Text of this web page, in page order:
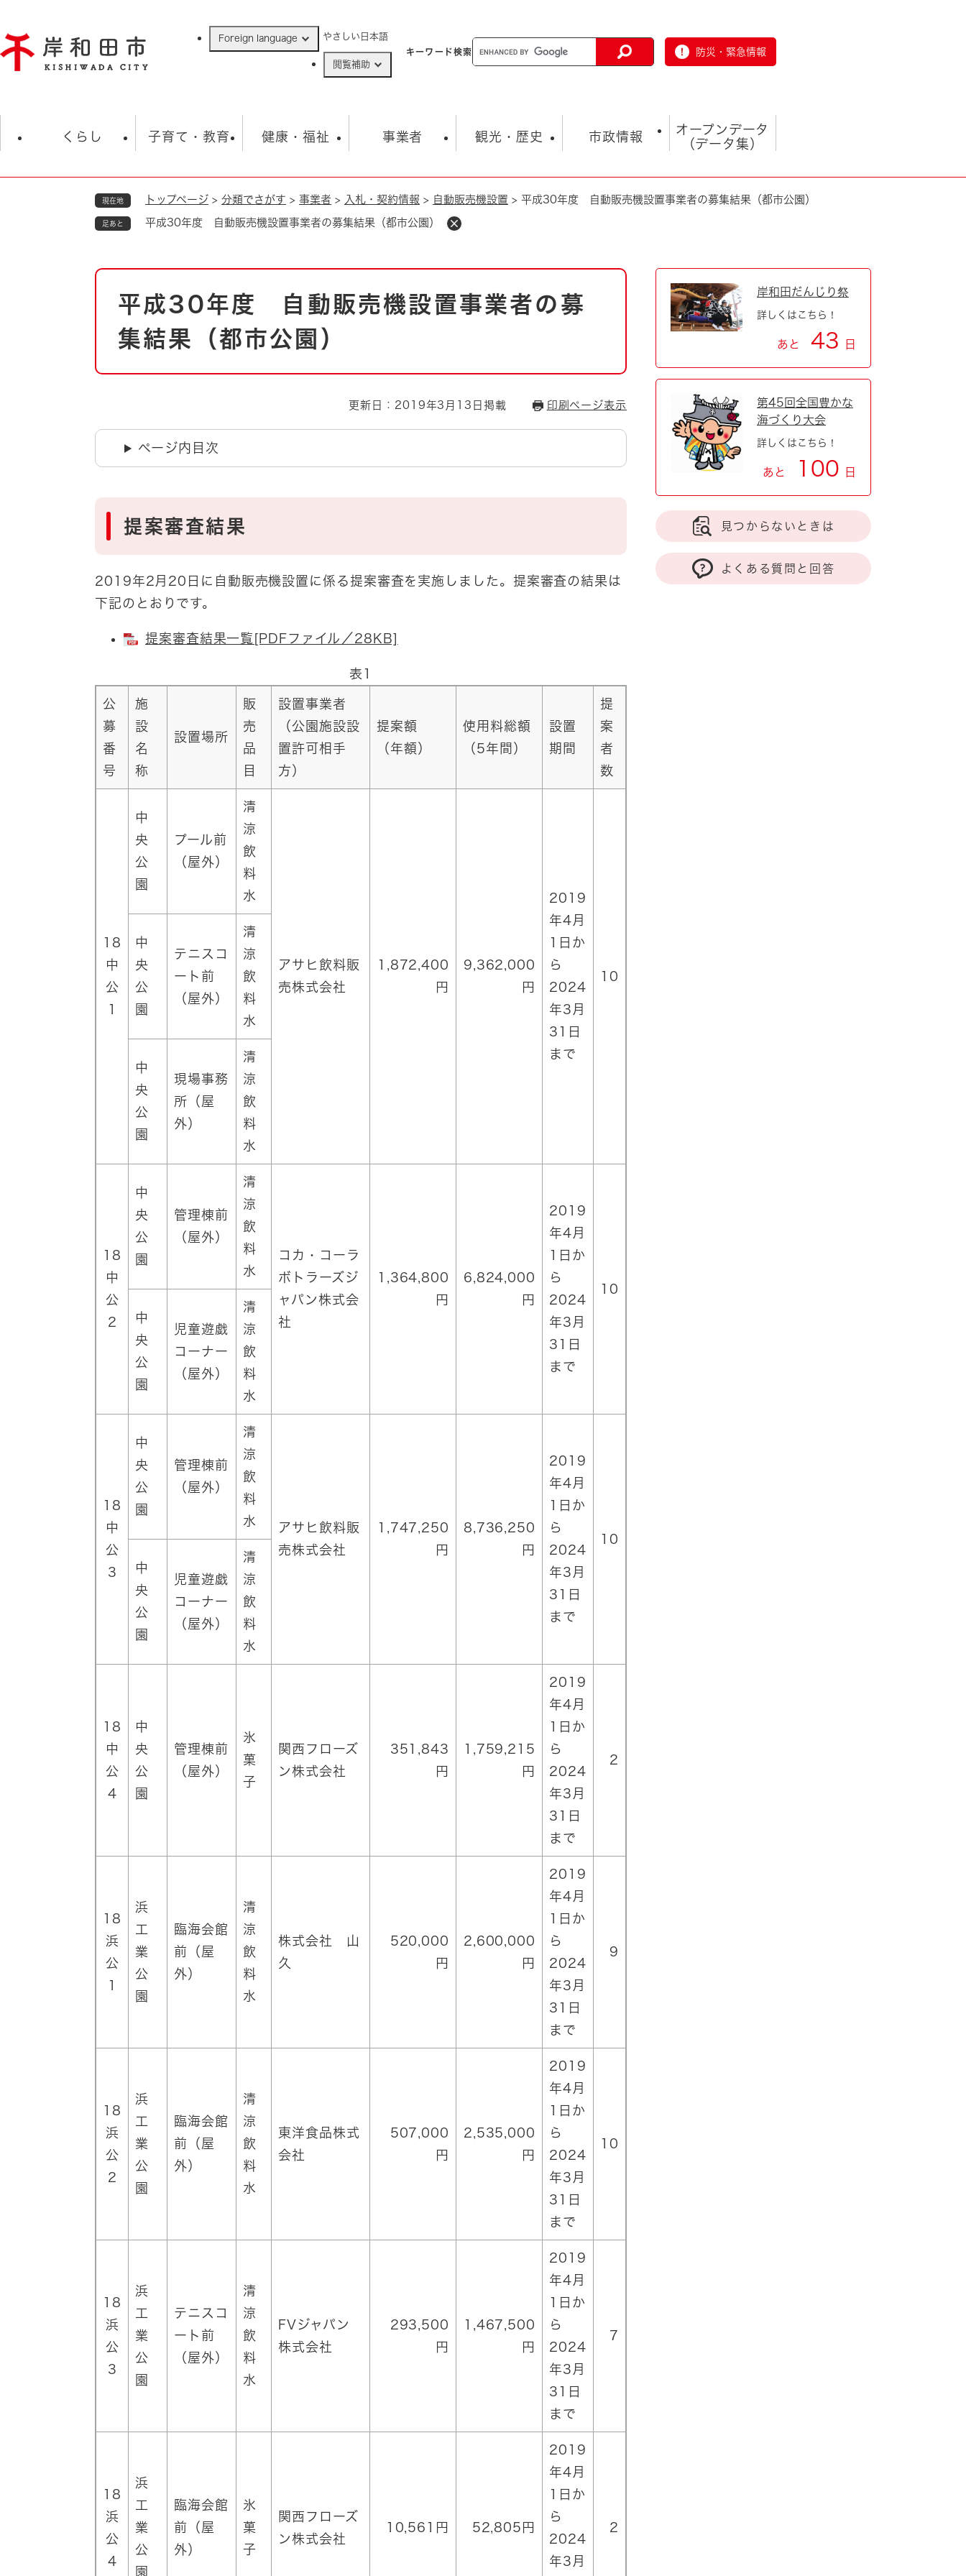
ジ
の
Foreign language やさしい日本語
閲覧補助
キーワード検索 防災・緊急情報
くらし
住民票・戸籍
ごみ・衛生・動物 救急・消防
防災・防犯 上水道・下水道
自然・環境・公園 住宅
引っ越し
道路・河川・交通
子育て・教育
学校 子育て
健康・福祉
福祉・健康・生活 生涯学習・スポーツ
事業者
入札・契約情報 まちづくり・協働
環境 福祉・介護
観光・歴史
観光 観光スポット
とじる
市政情報
市の概要 総合計画
市政 職員採用情報
市役所・施設の案内
オープンデータ
（データ集）
オープンデータ
現在地 トップページ > 分類でさがす > 事業者 > 入札・契約情報 > 自動販売機設置 > 平成30年度 自動販売機設置事業者の募集結果（都市公園）
足あと 平成30年度 自動販売機設置事業者の募集結果（都市公園）
本
平成30年度 自動販売機設置事業者の募
集結果（都市公園）
更新日：2019年3月13日掲載 印刷ページ表示
ページ内目次
提案審査結果
2019年2月20日に自動販売機設置に係る提案審査を実施しました。提案審査の結果は
下記のとおりです。
提案審査結果一覧[PDFファイル／28KB]
表1
公
募
番
号
施
設
名
称
設置場所
販
売
品
目
設置事業者
（公園施設設
置許可相手
方）
提案額
（年額）
使用料総額
（5年間）
設置
期間
提
案
者
数
18
中
公
1
中
央
公
園
プール前
（屋外）
清
涼
飲
料
水
アサヒ飲料販
売株式会社
1,872,400
円
9,362,000
円
2019
年4月
1日か
ら
2024
年3月
31日
まで
10
中
央
公
園
テニスコ
ート前
（屋外）
清
涼
飲
料
水
中
央
公
園
現場事務
所（屋
外）
清
涼
飲
料
水
18
中
公
2
中
央
公
園
管理棟前
（屋外）
清
涼
飲
料
水
コカ・コーラ
ボトラーズジ
ャパン株式会
社
1,364,800
円
6,824,000
円
2019
年4月
1日か
ら
2024
年3月
31日
まで
10
中
央
公
園
児童遊戯
コーナー
（屋外）
清
涼
飲
料
水
18
中
公
3
中
央
公
園
管理棟前
（屋外）
清
涼
飲
料
水
アサヒ飲料販
売株式会社
1,747,250
円
8,736,250
円
2019
年4月
1日か
ら
2024
年3月
31日
まで
10
中
央
公
園
児童遊戯
コーナー
（屋外）
清
涼
飲
料
水
18
中
公
4
中
央
公
園
管理棟前
（屋外）
氷
菓
子
関西フローズ
ン株式会社
351,843
円
1,759,215
円
2019
年4月
1日か
ら
2024
年3月
31日
まで
2
18
浜
公
1
浜
工
業
公
園
臨海会館
前（屋
外）
清
涼
飲
料
水
株式会社 山
久
520,000
円
2,600,000
円
2019
年4月
1日か
ら
2024
年3月
31日
まで
9
18
浜
公
2
浜
工
業
公
園
臨海会館
前（屋
外）
清
涼
飲
料
水
東洋食品株式
会社
507,000
円
2,535,000
円
2019
年4月
1日か
ら
2024
年3月
31日
まで
10
18
浜
公
3
浜
工
業
公
園
テニスコ
ート前
（屋外）
清
涼
飲
料
水
FVジャパン
株式会社
293,500
円
1,467,500
円
2019
年4月
1日か
ら
2024
年3月
31日
まで
7
18
浜
公
4
浜
工
業
公
園
臨海会館
前（屋
外）
氷
菓
子
関西フローズ
ン株式会社
10,561円 52,805円
2019
年4月
1日か
ら
2024
年3月
2
岸和田だんじり祭
詳しくはこちら！
あと 43 日
第45回全国豊かな
海づくり大会
詳しくはこちら！
あと 100 日
見つからないときは
よくある質問と回答